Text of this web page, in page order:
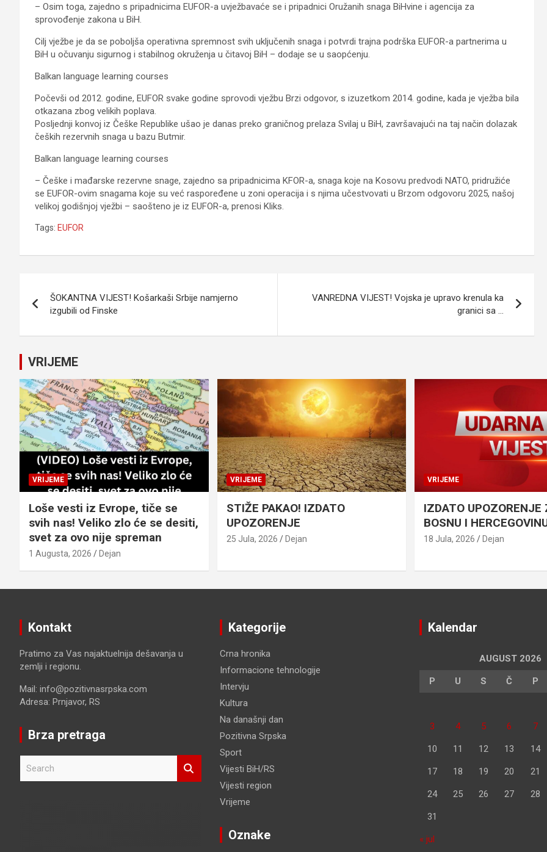
– Osim toga, zajedno s pripadnicima EUFOR-a uvježbavaće se i pripadnici Oružanih snaga BiHvine i agencija za
sprovođenje zakona u BiH.
Cilj vježbe je da se poboljša operativna spremnost svih uključenih snaga i potvrdi trajna podrška EUFOR-a partnerima u
BiH u očuvanju sigurnog i stabilnog okruženja u čitavoj BiH – dodaje se u saopćenju.
Balkan language learning courses
Počevši od 2012. godine, EUFOR svake godine sprovodi vježbu Brzi odgovor, s izuzetkom 2014. godine, kada je vježba bila
otkazana zbog velikih poplava.
Posljednji konvoj iz Češke Republike ušao je danas preko graničnog prelaza Svilaj u BiH, završavajući na taj način dolazak
čeških rezervnih snaga u bazu Butmir.
Balkan language learning courses
– Češke i mađarske rezervne snage, zajedno sa pripadnicima KFOR-a, snaga koje na Kosovu predvodi NATO, pridružiće
se EUFOR-ovim snagama koje su već raspoređene u zoni operacija i s njima učestvovati u Brzom odgovoru 2025, našoj
velikoj godišnjoj vježbi – saošteno je iz EUFOR-a, prenosi Kliks.
Tags: EUFOR
članaka
ŠOKANTNA VIJEST! Košarkaši Srbije namjerno
izgubili od Finske
VANREDNA VIJEST! Vojska je upravo krenula ka
granici sa …
VRIJEME
VRIJEME
Loše vesti iz Evrope, tiče se
svih nas! Veliko zlo će se desiti,
svet za ovo nije spreman
1 Augusta, 2026 Dejan
VRIJEME
STIŽE PAKAO! IZDATO
UPOZORENJE
25 Jula, 2026 Dejan
VRIJEME
IZDATO UPOZORENJE
BOSNU I
18 Jula, 2026 Dejan
Kontakt
Pratimo za Vas najaktuelnija dešavanja u
zemlji i regionu.
Mail: info@pozitivnasrpska.com
Adresa: Prnjavor, RS
Brza pretraga
Kategorije
Crna hronika
Informacione tehnologije
Intervju
Kultura
Na današnji dan
Pozitivna Srpska
Sport
Vijesti BiH/RS
Vijesti region
Vrijeme
Oznake
Kalendar
AUGUST 2026
P U S Č P
3 4 5 6 7
10 11 12 13 14
17 18 19 20 21
24 25 26 27 28
31
« jul